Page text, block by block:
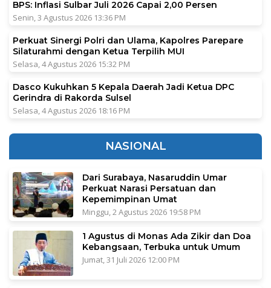
BPS: Inflasi Sulbar Juli 2026 Capai 2,00 Persen
Senin, 3 Agustus 2026 13:36 PM
Perkuat Sinergi Polri dan Ulama, Kapolres Parepare
Silaturahmi dengan Ketua Terpilih MUI
Selasa, 4 Agustus 2026 15:32 PM
Dasco Kukuhkan 5 Kepala Daerah Jadi Ketua DPC
Gerindra di Rakorda Sulsel
Selasa, 4 Agustus 2026 18:16 PM
NASIONAL
Dari Surabaya, Nasaruddin Umar
Perkuat Narasi Persatuan dan
Kepemimpinan Umat
Minggu, 2 Agustus 2026 19:58 PM
1 Agustus di Monas Ada Zikir dan Doa
Kebangsaan, Terbuka untuk Umum
Jumat, 31 Juli 2026 12:00 PM